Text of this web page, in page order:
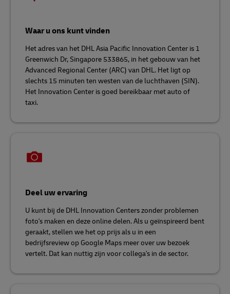
Waar u ons kunt vinden
Het adres van het DHL Asia Pacific Innovation Center is 1
Greenwich Dr, Singapore 533865, in het gebouw van het
Advanced Regional Center (ARC) van DHL. Het ligt op
slechts 15 minuten ten westen van de luchthaven (SIN).
Het Innovation Center is goed bereikbaar met auto of
taxi.
Deel uw ervaring
U kunt bij de DHL Innovation Centers zonder problemen
foto's maken en deze online delen. Als u geïnspireerd bent
geraakt, stellen we het op prijs als u in een
bedrijfsreview op Google Maps meer over uw bezoek
vertelt. Dat kan nuttig zijn voor collega's in de sector.